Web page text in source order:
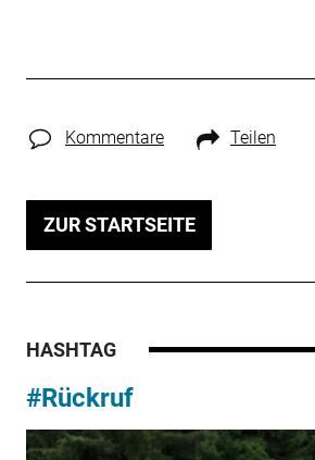
Kommentare Teilen
ZUR STARTSEITE
HASHTAG
#Rückruf